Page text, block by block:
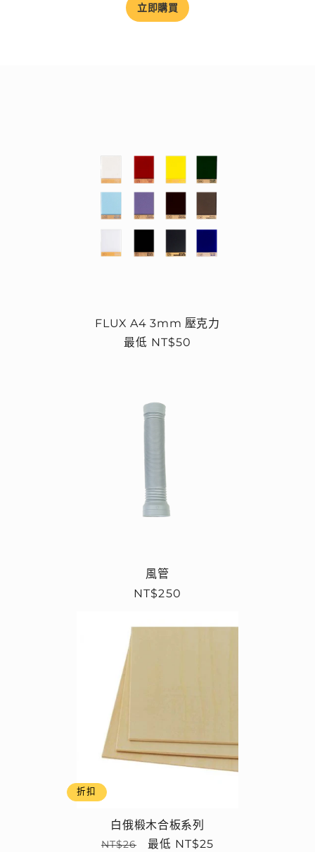
立即購買
FLUX A4 3mm 壓克力
定
最低 NT$50
風管
定
NT$250
折扣
白俄椴木合板系列
定
NT$26
售
最低 NT$25